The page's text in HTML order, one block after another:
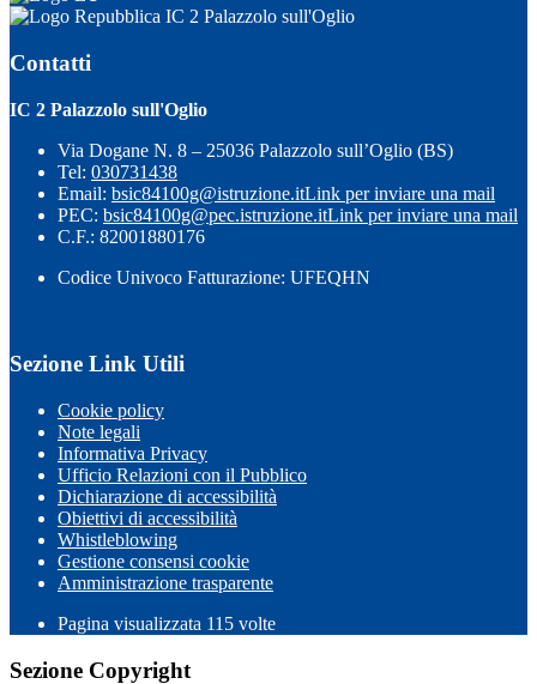
IC 2 Palazzolo sull'Oglio
Contatti
IC 2 Palazzolo sull'Oglio
Via Dogane N. 8 – 25036 Palazzolo sull’Oglio (BS)
Tel: 030731438
Email: bsic84100g@istruzione.itLink per inviare una mail
PEC: bsic84100g@pec.istruzione.itLink per inviare una mail
C.F.: 82001880176
Codice Univoco Fatturazione: UFEQHN
Sezione Link Utili
Cookie policy
Note legali
Informativa Privacy
Ufficio Relazioni con il Pubblico
Dichiarazione di accessibilità
Obiettivi di accessibilità
Whistleblowing
Gestione consensi cookie
Amministrazione trasparente
Pagina visualizzata 115 volte
Sezione Copyright